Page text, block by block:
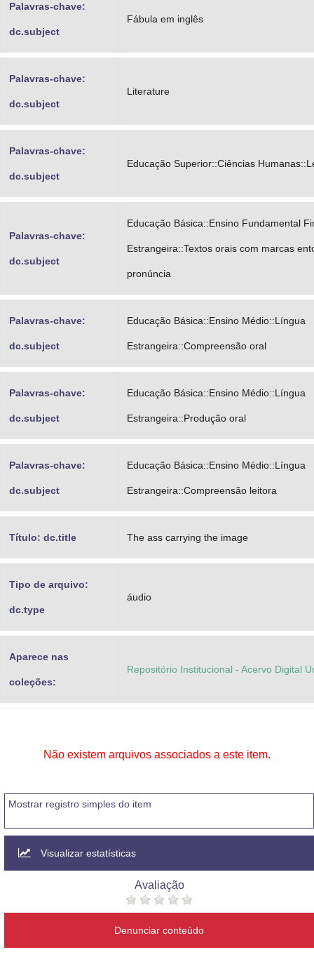
Palavras-chave:
dc.subject
Fábula em inglês
Palavras-chave:
dc.subject
Literature
Palavras-chave:
dc.subject
Educação Superior::Ciências
Palavras-chave:
dc.subject
Educação Básica::Ensino Fundamental
Estrangeira::Textos orais com marcas
pronúncia
Palavras-chave:
dc.subject
Educação Básica::Ensino Médio::Língua
Estrangeira::Compreensão oral
Palavras-chave:
dc.subject
Educação Básica::Ensino Médio::Língua
Estrangeira::Produção oral
Palavras-chave:
dc.subject
Educação Básica::Ensino Médio::Língua
Estrangeira::Compreensão leitora
Título: dc.title The ass carrying the image
Tipo de arquivo:
dc.type
áudio
Aparece nas
coleções:
Repositório Institucional - Acervo Digital
Não existem arquivos associados a este item.
Mostrar registro simples do item
Visualizar estatísticas
Avaliação
Denunciar conteúdo